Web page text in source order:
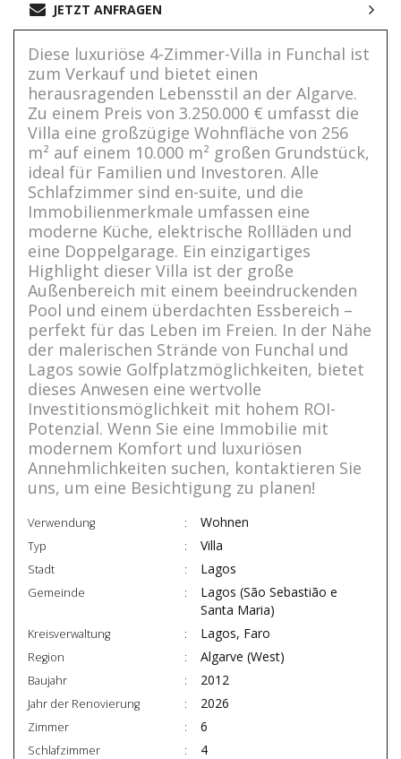
JETZT ANFRAGEN
Diese luxuriöse 4-Zimmer-Villa in Funchal ist
zum Verkauf und bietet einen
herausragenden Lebensstil an der Algarve.
Zu einem Preis von 3.250.000 € umfasst die
Villa eine großzügige Wohnfläche von 256
m² auf einem 10.000 m² großen Grundstück,
ideal für Familien und Investoren. Alle
Schlafzimmer sind en-suite, und die
Immobilienmerkmale umfassen eine
moderne Küche, elektrische Rollläden und
eine Doppelgarage. Ein einzigartiges
Highlight dieser Villa ist der große
Außenbereich mit einem beeindruckenden
Pool und einem überdachten Essbereich –
perfekt für das Leben im Freien. In der Nähe
der malerischen Strände von Funchal und
Lagos sowie Golfplatzmöglichkeiten, bietet
dieses Anwesen eine wertvolle
Investitionsmöglichkeit mit hohem ROI-
Potenzial. Wenn Sie eine Immobilie mit
modernem Komfort und luxuriösen
Annehmlichkeiten suchen, kontaktieren Sie
uns, um eine Besichtigung zu planen!
Verwendung Wohnen
Typ Villa
Stadt Lagos
Gemeinde
Lagos (São Sebastião e
Santa Maria)
Kreisverwaltung Lagos, Faro
Region Algarve (West)
Baujahr 2012
Jahr der Renovierung 2026
Zimmer 6
Schlafzimmer 4